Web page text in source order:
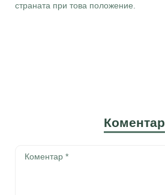
страната при това положение.
Коментар